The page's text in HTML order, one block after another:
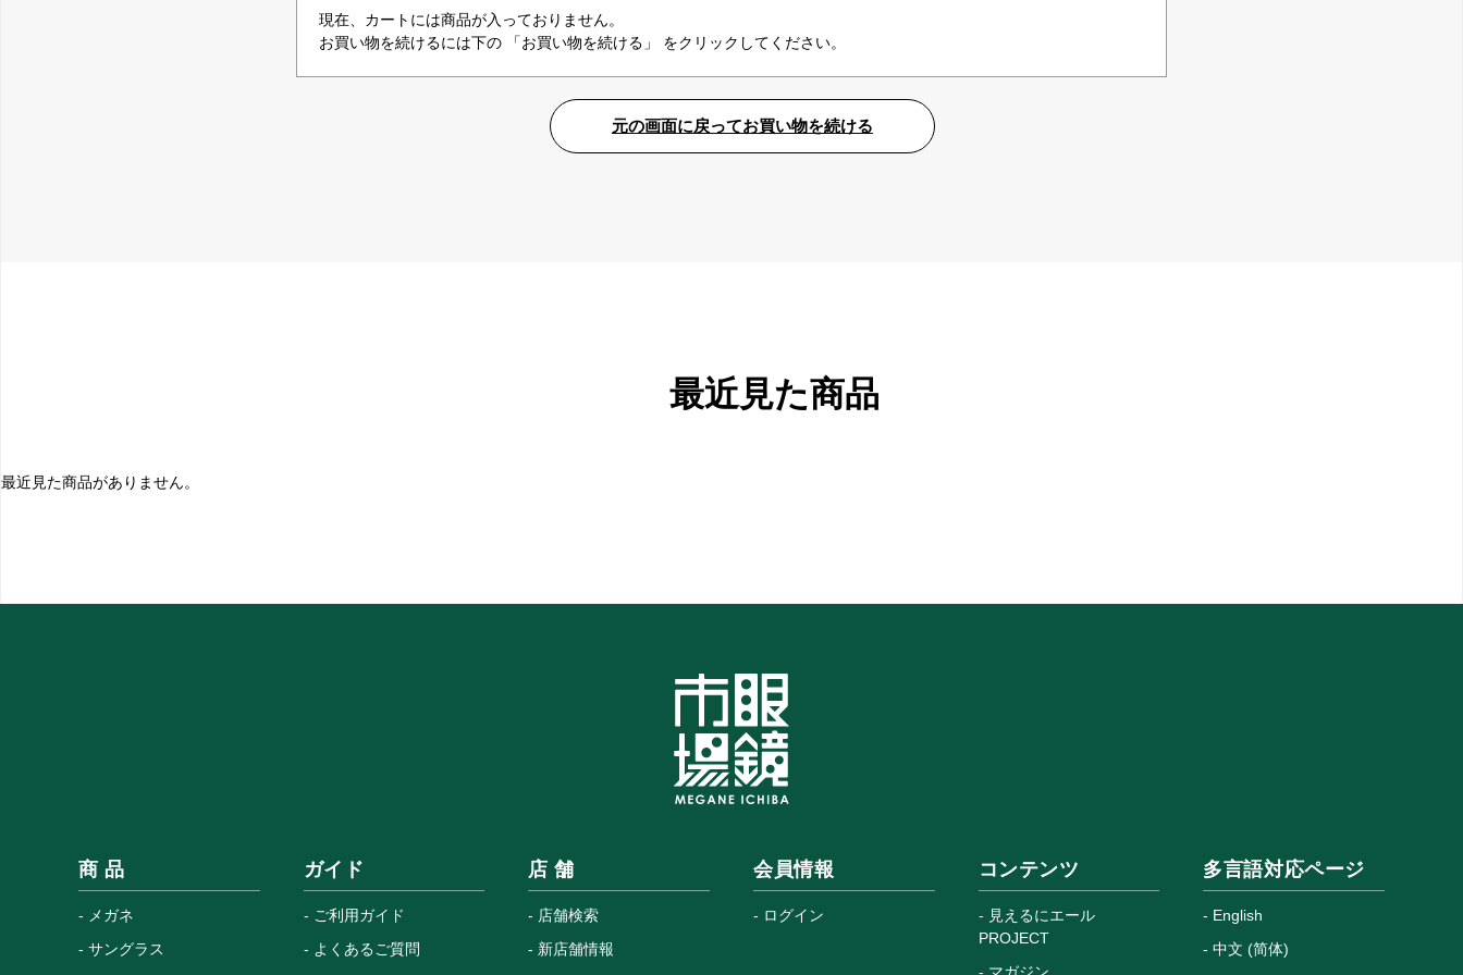
現在、カートには商品が入っておりません。
お買い物を続けるには下の 「お買い物を続ける」 をクリックしてください。
最近見た商品
最近見た商品がありません。
商 品
メガネ
サングラス
ガイド
ご利用ガイド
よくあるご質問
店 舗
店舗検索
新店舗情報
会員情報
ログイン
コンテンツ
見えるにエール
PROJECT
多言語対応ページ
English
中文 (简体)